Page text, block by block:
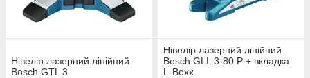
Нівелір лазерний лінійний
Bosch GTL 3
Нівелір лазерний лінійний
Bosch GLL 3-80 Р + вкладка
L-Boxx